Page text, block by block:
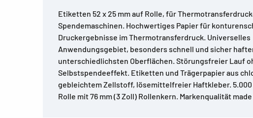
Etiketten 52 x 25 mm auf Rolle, für
Spendemaschinen. Hochwertiges Papier für
Druckergebnisse im Thermotransferdruck. Universelles
Anwendungsgebiet, besonders schnell und sicher
unterschiedlichsten Oberflächen. Störungsfreier Lauf
Selbstspendeeffekt. Etiketten und Trägerpapier aus
gebleichtem Zellstoff, lösemittelfreier Haftkleber. 5.000
Rolle mit 76 mm (3 Zoll) Rollenkern. Markenqualität made